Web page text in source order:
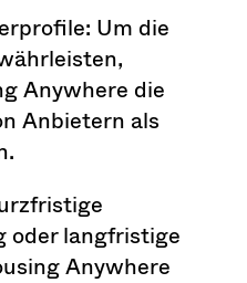
Um die
Anywhere die
Anbietern als
oder langfristige
Anywhere